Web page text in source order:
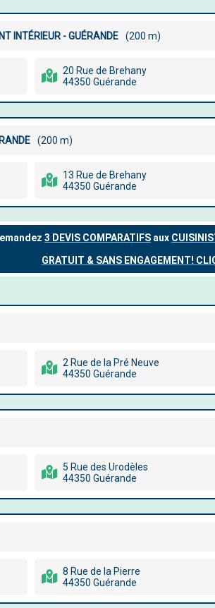
INTÉRIEUR - GUÉRANDE (200 m)
20 Rue de Brehany
44350 Guérande
(200 m)
13 Rue de Brehany
44350 Guérande
2 Rue de la Pré Neuve
44350 Guérande
5 Rue des Urodèles
44350 Guérande
8 Rue de la Pierre
44350 Guérande